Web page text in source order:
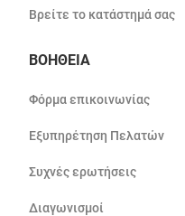
Βρείτε το κατάστημά σας
ΒΟΗΘΕΙΑ
Φόρμα επικοινωνίας
Εξυπηρέτηση Πελατών
Συχνές ερωτήσεις
Διαγωνισμοί